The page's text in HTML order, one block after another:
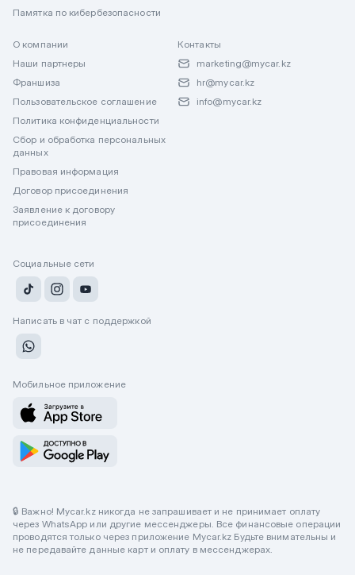
Памятка по кибербезопасности
О компании
Наши партнеры
Франшиза
Пользовательское соглашение
Политика конфиденциальности
Сбор и обработка персональных
данных
Правовая информация
Договор присоединения
Заявление к договору
присоединения
Контакты
marketing@mycar.kz
hr@mycar.kz
info@mycar.kz
Социальные сети
Написать в чат с поддержкой
Мобильное приложение
🔒 Важно! Mycar.kz никогда не запрашивает и не принимает оплату
через WhatsApp или другие мессенджеры. Все финансовые операции
проводятся только через приложение Mycar.kz Будьте внимательны и
не передавайте данные карт и оплату в мессенджерах.